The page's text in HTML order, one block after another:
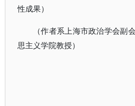
性成果）
（作者系上海市政治学会副
思主义学院教授）